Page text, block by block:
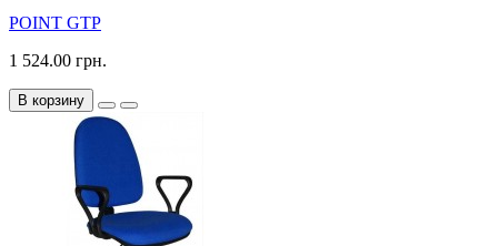
POINT GTP
1 524.00 грн.
В корзину